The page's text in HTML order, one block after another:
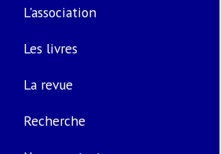
L'association
Les livres
La revue
Recherche